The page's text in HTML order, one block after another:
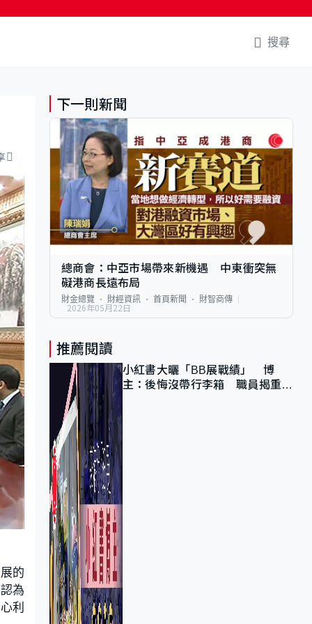
搜尋
的
為
利
下一則新聞
總商會：中亞市場帶來新機遇 中東衝突無
礙港商長遠布局
財金總覽 財經資訊 首頁新聞 財智商傳
2026年05月22日
推薦閱讀
小紅書大曬「BB展戰績」 博
主：後悔沒帶行李箱 職員揭重複